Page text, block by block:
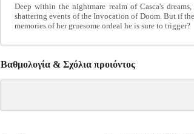
Deep within the nightmare realm of Casca's
shattering events of the Invocation of Doom. But if
memories of her gruesome ordeal he is sure to trigger?
Βαθμολογία & Σχόλια προιόντος